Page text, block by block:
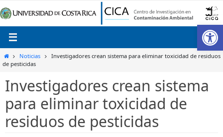
al
contenido
InicioNoticias
Investigadores crean sistema para eliminar toxicidad de residuos
de pesticidas
Investigadores crean sistema
para eliminar toxicidad de
residuos de pesticidas